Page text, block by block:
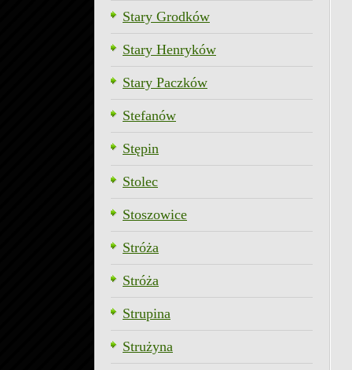
Stary Grodków
Stary Henryków
Stary Paczków
Stefanów
Stępin
Stolec
Stoszowice
Stróża
Stróża
Strupina
Strużyna